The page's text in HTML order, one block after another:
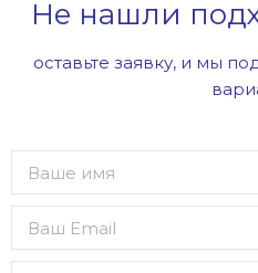
Не нашли
оставьте заявку, и мы